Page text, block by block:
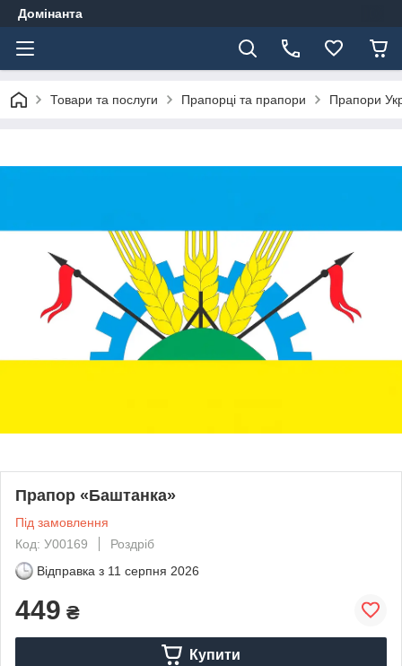
Домінанта
Товари та послуги Прапорці та прапори Прапори
Прапор «Баштанка»
Під замовлення
Код: У00169
Роздріб
Відправка з 11 серпня 2026
449 ₴
Купити